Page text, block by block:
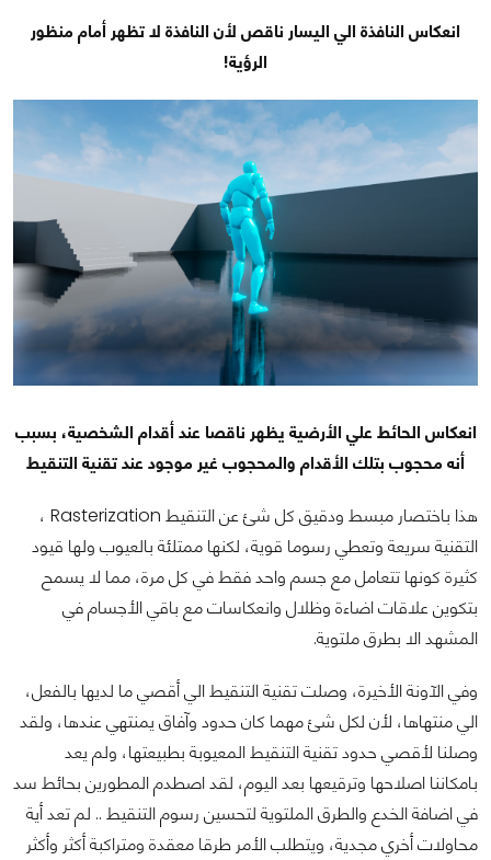
انعكاس النافذة الي اليسار ناقص لأن النافذة لا تظهر أمام منظور
الرؤية!
انعكاس الحائط علي الأرضية يظهر ناقصا عند أقدام الشخصية، بسبب
أنه محجوب بتلك الأقدام والمحجوب غير موجود عند تقنية التنقيط
هذا باختصار مبسط ودقيق كل شئ عن التنقيط Rasterization ،
التقنية سريعة وتعطي رسوما قوية، لكنها ممتلئة بالعيوب ولها قيود
كثيرة كونها تتعامل مع جسم واحد فقط في كل مرة، مما لا يسمح
بتكوين علاقات اضاءة وظلال وانعكاسات مع باقي الأجسام في
المشهد الا بطرق ملتوية.
وفي الآونة الأخيرة، وصلت تقنية التنقيط الي أقصي ما لديها بالفعل،
الي منتهاها، لأن لكل شئ مهما كان حدود وآفاق يمنتهي عندها، ولقد
وصلنا لأقصي حدود تقنية التنقيط المعيوبة بطبيعتها، ولم يعد
بامكاننا اصلاحها وترقيعها بعد اليوم، لقد اصطدم المطورين بحائط سد
في اضافة الخدع والطرق الملتوية لتحسين رسوم التنقيط .. لم تعد أية
محاولات أخري مجدية، ويتطلب الأمر طرقا معقدة ومتراكبة أكثر وأكثر